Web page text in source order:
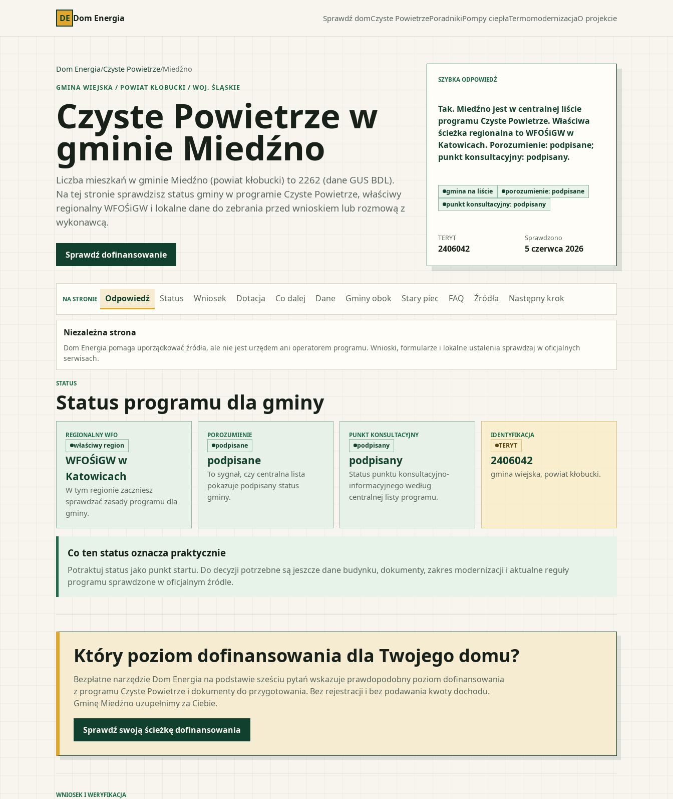
DE Dom Energia Sprawdź domCzyste PowietrzePoradnikiPompy ciepłaTermomodernizacjaO projekcie
Dom Energia/Czyste Powietrze/Miedźno
GMINA WIEJSKA / POWIAT KŁOBUCKI / WOJ. ŚLĄSKIE
Czyste Powietrze w
gminie Miedźno
Liczba mieszkań w gminie Miedźno (powiat kłobucki) to 2262 (dane GUS BDL).
Na tej stronie sprawdzisz status gminy w programie Czyste Powietrze, właściwy
regionalny WFOŚiGW i lokalne dane do zebrania przed wnioskiem lub rozmową z
wykonawcą.
Sprawdź dofinansowanie
SZYBKA ODPOWIEDŹ
Tak. Miedźno jest w centralnej liście
programu Czyste Powietrze. Właściwa
ścieżka regionalna to WFOŚiGW w
Katowicach. Porozumienie: podpisane;
punkt konsultacyjny: podpisany.
gmina na liście porozumienie: podpisane
punkt konsultacyjny: podpisany
TERYT
2406042
Sprawdzono
5 czerwca 2026
NA STRONIE Odpowiedź Status Wniosek Dotacja Co dalej Dane Gminy obok Stary piec FAQ Źródła Następny krok
Niezależna strona
Dom Energia pomaga uporządkować źródła, ale nie jest urzędem ani operatorem programu. Wnioski, formularze i lokalne ustalenia sprawdzaj w oficjalnych
serwisach.
STATUS
Status programu dla gminy
REGIONALNY WFO
właściwy region
WFOŚiGW w
Katowicach
W tym regionie zaczniesz
sprawdzać zasady programu dla
gminy.
POROZUMIENIE
podpisane
podpisane
To sygnał, czy centralna lista
pokazuje podpisany status
gminy.
PUNKT KONSULTACYJNY
podpisany
podpisany
Status punktu konsultacyjno-
informacyjnego według
centralnej listy programu.
IDENTYFIKACJA
TERYT
2406042
gmina wiejska, powiat kłobucki.
Co ten status oznacza praktycznie
Potraktuj status jako punkt startu. Do decyzji potrzebne są jeszcze dane budynku, dokumenty, zakres modernizacji i aktualne reguły
programu sprawdzone w oficjalnym źródle.
Który poziom dofinansowania dla Twojego domu?
Bezpłatne narzędzie Dom Energia na podstawie sześciu pytań wskazuje prawdopodobny poziom dofinansowania
z programu Czyste Powietrze i dokumenty do przygotowania. Bez rejestracji i bez podawania kwoty dochodu.
Gminę Miedźno uzupełnimy za Ciebie.
Sprawdź swoją ścieżkę dofinansowania
WNIOSEK I WERYFIKACJA